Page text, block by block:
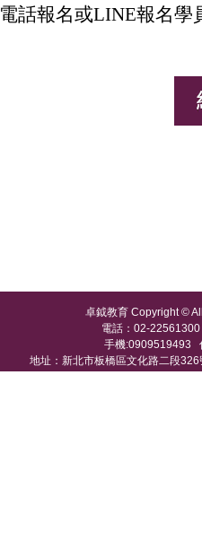
電話報名或LINE報名學
卓鉞教育 Copyright ©
電話：02-
手機:0909519493
地址：新北市板橋區文化路二段